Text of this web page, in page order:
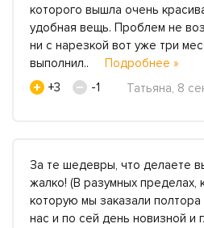
которого вышла очень
удобная вещь. Проблем не
ни с нарезкой вот уже три
выполнил.. Подробнее »
+3
-1 Татьяна, 8
За те шедевры, что делаете
жалко! (В разумных пределах,
которую мы заказали полтора
нас и по сей день новизной и